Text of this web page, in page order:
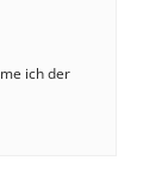
ich der